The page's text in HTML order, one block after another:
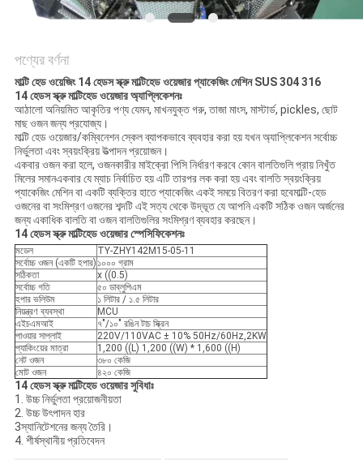
গোপনীয়তা
নীতি
পণ্যের বর্ণনা
মাল্টি হেড ওয়েজিং 14 হেডস স্ক্রু মাল্টিহেড ওয়েজার প্যাকেজিং মেশিন SUS 304 316
14 হেডস স্ক্রু মাল্টিহেড ওয়েজার অ্যাপ্লিকেশনঃ
আঠালো অনিয়মিত আকৃতির পণ্য যেমন, মাখনযুক্ত গরু, তাজা মাংস, মাস্টার্ড, pickles, ছোট
মাছ ওজন জন্য প্রযোজ্য।
মাল্টি হেড ওয়েজার/কম্বিনেশন স্কেল ব্যাপকভাবে ব্যবহার করা হয় যখন অ্যাপ্লিকেশন সর্বোচ্চ
নির্ভুলতা এবং স্বয়ংক্রিয় উত্পাদন প্রয়োজন।
একবার ওজন করা হলে, ওজনকারীর মাইক্রো পিসি নির্ধারণ করবে কোন বালতিগুলি প্রায় নিখুঁত
মিলের সমানএকবার যে ম্যাচ নির্বাচিত হয় এটি তারপর লক করা হয় এবং বালতি স্বয়ংক্রিয়
প্যাকেজিং মেশিন বা একটি ব্যক্তির হাতে প্যাকেজিং একই সময়ে বিতরণ করা হবেমাল্টি-হেড
ওজনের বা সংমিশ্রণ ওজনের শব্দটি এই সত্য থেকে উদ্ভূত যে আপনি একটি সঠিক ওজন অর্জনের
জন্য একাধিক বালতি বা ওজন বালতিগুলির সংমিশ্রণ ব্যবহার করছেন।
14 হেডস স্ক্রু মাল্টিহেড ওয়েজার স্পেসিফিকেশনঃ
মডেল
TY-ZHY142M15-05-11
সর্বোচ্চ ওজন (একটি হপার) ১০০০ গ্রাম
সঠিকতা
x ((0.5)
সর্বোচ্চ গতি
৫০ ডাব্লুপিএম
হপার ভলিউম
১ লিটার / ১.৫ লিটার
নিয়ন্ত্রণ ব্যবস্থা
MCU
এইচএমআই
৭"/১০" রঙিন টাচ স্ক্রিন
পাওয়ার সাপ্লাই
220V/110VAC ± 10% 50Hz/60Hz,2KW
প্যাকিংয়ের মাত্রা
1,200 ((L) 1,200 ((W) * 1,600 ((H)
নেট ওজন
৩৮০ কেজি
মোট ওজন
৪২০ কেজি
14 হেডস স্ক্রু মাল্টিহেড ওয়েজার সুবিধাঃ
1. উচ্চ নির্ভুলতা প্রয়োজনীয়তা
2. উচ্চ উৎপাদন হার
3স্যানিটেশনের জন্য তৈরি।
4. শীর্ষস্থানীয় প্রতিবেদন